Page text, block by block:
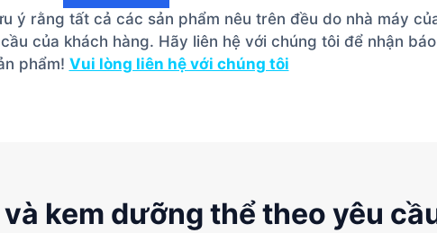
ý rằng tất cả các sản phẩm nêu trên đều do nhà máy
của khách hàng. Hãy liên hệ với chúng tôi để nhận
phẩm! Vui lòng liên hệ với chúng tôi
kem dưỡng thể theo yêu